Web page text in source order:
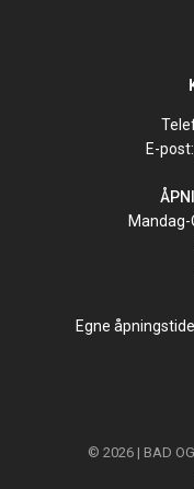
E-post:
Egne
© 2026 | BAD